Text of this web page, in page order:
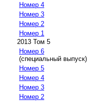
Номер 4
Номер 3
Номер 2
Номер 1
2013 Том 5
Номер 6
(специальный выпуск)
Номер 5
Номер 4
Номер 3
Номер 2